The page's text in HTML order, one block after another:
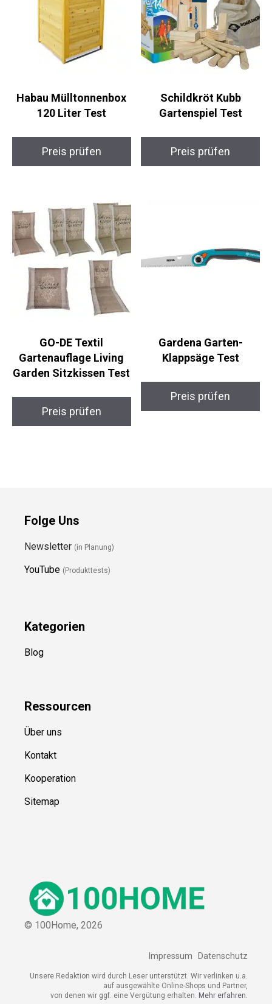
Habau Mülltonnenbox
120 Liter Test
Preis prüfen
Schildkröt Kubb
Gartenspiel Test
Preis prüfen
GO-DE Textil
Gartenauflage Living
Garden Sitzkissen Test
Preis prüfen
Gardena Garten-
Klappsäge Test
Preis prüfen
Folge Uns
Newsletter (in Planung)
YouTube (Produkttests)
Kategorien
Blog
Ressourcen
Über uns
Kontakt
Kooperation
Sitemap
© 100Home, 2026
Impressum Datenschutz
Unsere Redaktion wird durch Leser unterstützt. Wir verlinken u.a.
auf ausgewählte Online-Shops und Partner,
von denen wir ggf. eine Vergütung erhalten. Mehr erfahren.